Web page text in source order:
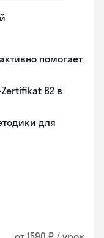
помогает
B2 в
для